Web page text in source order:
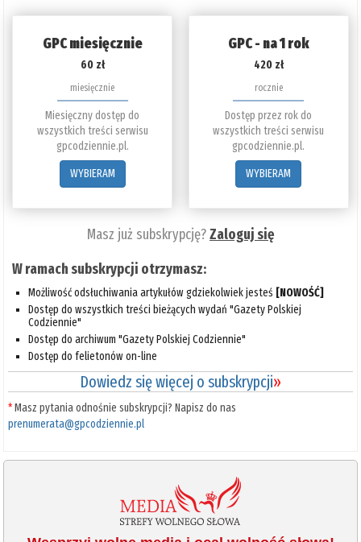
GPC miesięcznie
60 zł
miesięcznie
Miesięczny dostęp do
wszystkich treści serwisu
gpcodziennie.pl.
WYBIERAM
GPC - na 1 rok
420 zł
rocznie
Dostęp przez rok do
wszystkich treści serwisu
gpcodziennie.pl.
WYBIERAM
Masz już subskrypcję?Zaloguj się
W ramach subskrypcji otrzymasz:
Możliwość odsłuchiwania artykułów gdziekolwiek jesteś [NOWOŚĆ]
Dostęp do wszystkich treści bieżących wydań "Gazety Polskiej
Codziennie"
Dostęp do archiwum "Gazety Polskiej Codziennie"
Dostęp do felietonów on-line
Dowiedz się więcej o subskrypcji»
*Masz pytania odnośnie subskrypcji? Napisz do nas
prenumerata@gpcodziennie.pl